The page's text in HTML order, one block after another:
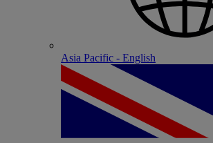
Asia Pacific - English